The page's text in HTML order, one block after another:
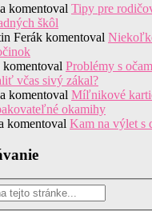
komentoval Tipy pre
škôl
Ferák komentoval
komentoval Problémy s
včas sivý zákal?
komentoval Míľnikové
okamihy
komentoval Kam na výlet s